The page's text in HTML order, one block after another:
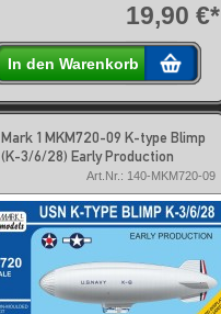
19,90 €*
In den Warenkorb
Mark 1 MKM720-09 K-type Blimp
(K-3/6/28) Early Production
Art.Nr.: 140-MKM720-09